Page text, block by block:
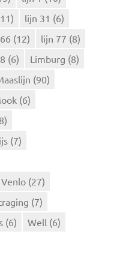
lijn 31 (6)
(12) lijn 77 (8)
(6) Limburg (8)
(90)
(6)
(7)
Venlo (27)
(7)
(6) Well (6)